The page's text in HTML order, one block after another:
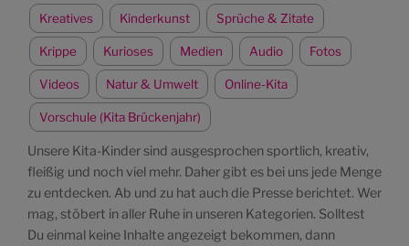
Kreatives Kinderkunst Sprüche & Zitate
Krippe Kurioses Medien Audio Fotos
Videos Natur & Umwelt Online-Kita
Vorschule (Kita Brückenjahr)
Unsere Kita-Kinder sind ausgesprochen sportlich, kreativ,
fleißig und noch viel mehr. Daher gibt es bei uns jede Menge
zu entdecken. Ab und zu hat auch die Presse berichtet. Wer
mag, stöbert in aller Ruhe in unseren Kategorien. Solltest
Du einmal keine Inhalte angezeigt bekommen, dann